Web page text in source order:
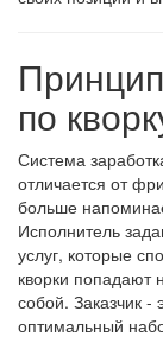
по
Система
отличается от
больше
Исполнитель
услуг, которые
кворки попадают
собой. Заказчик -
оптимальный